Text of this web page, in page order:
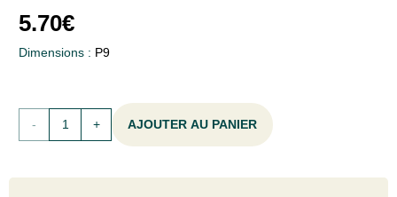
5.70€
Dimensions : P9
quantité AJOUTER AU PANIER